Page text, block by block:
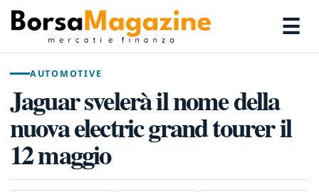
☰
AUTOMOTIVE
Jaguar svelerà il nome della
nuova electric grand tourer il
12 maggio